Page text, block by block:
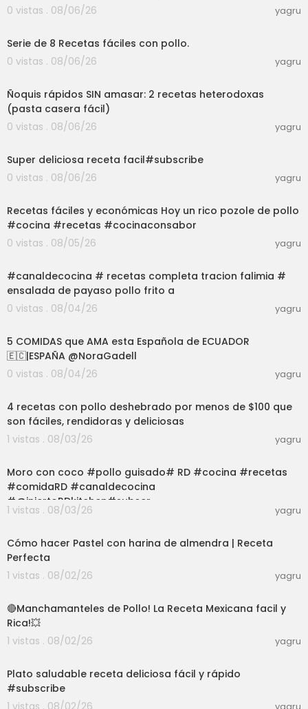
0 vistas . 08/06/26
yagru
Serie de 8 Recetas fáciles con pollo.
0 vistas . 08/06/26
yagru
Ñoquis rápidos SIN amasar: 2 recetas heterodoxas
(pasta casera fácil)
0 vistas . 08/06/26
yagru
Super deliciosa receta facil#subscribe
0 vistas . 08/06/26
yagru
Recetas fáciles y económicas Hoy un rico pozole de pollo
#cocina #recetas #cocinaconsabor
0 vistas . 08/05/26
yagru
#canaldecocina # recetas completa tracion falimia #
ensalada de payaso pollo frito a
0 vistas . 08/04/26
yagru
5 COMIDAS que AMA esta Española de ECUADOR
🇪🇨|ESPAÑA @NoraGadell
0 vistas . 08/04/26
yagru
4 recetas con pollo deshebrado por menos de $100 que
son fáciles, rendidoras y deliciosas
1 vistas . 08/03/26
yagru
Moro con coco #pollo guisado# RD #cocina #recetas
#comidaRD #canaldecocina
#@injertoRDkitchen#subscr
1 vistas . 08/03/26 yagru
Cómo hacer Pastel con harina de almendra | Receta
Perfecta
1 vistas . 08/02/26
yagru
🔴Manchamanteles de Pollo! La Receta Mexicana facil y
Rica!💥
1 vistas . 08/02/26
yagru
Plato saludable receta deliciosa fácil y rápido
#subscribe